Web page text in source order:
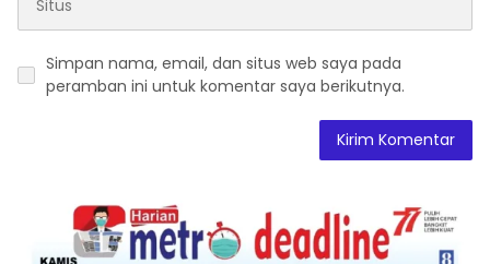
Simpan nama, email, dan situs web saya pada
peramban ini untuk komentar saya berikutnya.